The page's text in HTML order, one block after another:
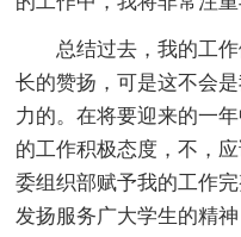
总结过去，我的工
长的赞扬，可是这不会
力的。在将要迎来的一
的工作积极态度，不，
委组织部赋予我的工作
发扬服务广大学生的精